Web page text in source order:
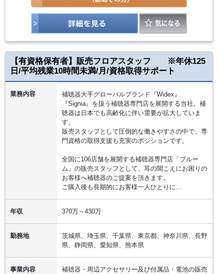
【有資格保有者】販売フロアスタッフ ※年休125
日/平均残業10時間未満/月/資格取得サポート
業務内容
補聴器大手グローバルブランド『Widex』
『Signia』を扱う補聴器専門店を展開する当社。補
聴器は日本でも高齢化に伴い需要が拡大していま
す。
販売スタッフとして圧倒的な働きやすさの中で、専
門資格の取得支援も充実のポジションです。
全国に106店舗を展開する補聴器専門店「ブルー
ム」の販売スタッフとして、耳の聞こえにお困りの
お客様へ補聴器のご提案を頂きます。
ご購入後も長期的にお客様一人ひとりに…
年収 370万～430万
勤務地
茨城県、埼玉県、千葉県、東京都、神奈川県、長野
県、静岡県、愛知県、熊本県
事業内容
補聴器・周辺アクセサリー及び付属品・電池の販売